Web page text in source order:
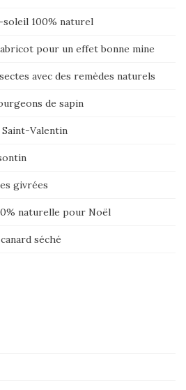
100% naturel
pour un effet bonne mine
avec des remèdes naturels
de sapin
Valentin
givrées
naturelle pour Noël
séché